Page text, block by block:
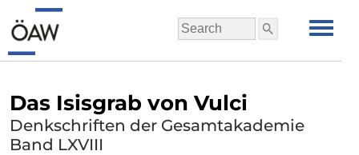
Das Isisgrab von Vulci
Denkschriften der Gesamtakademie
Band LXVIII